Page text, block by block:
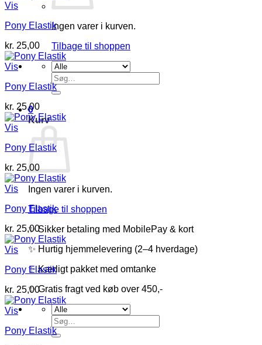
Ingen varer i kurven.
Tilbage til shoppen
Søg
efter:
0
Kurv
Ingen varer i kurven.
Tilbage til shoppen
✨ Sikker betaling med MobilePay & kort
✨ Hurtig hjemmelevering (2–4 hverdage)
✨ Kærligt pakket med omtanke
✨ Gratis fragt ved køb over 450,-
Søg
efter:
Vis
Pony Elastik
kr. 25,00
Vis
Pony Elastik
kr. 25,00
Vis
Pony Elastik
kr. 25,00
Vis
Pony Elastik
kr. 25,00
Vis
Pony Elastik
kr. 25,00
Vis
Pony Elastik